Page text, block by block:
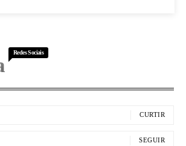
Redes Sociais
CURTIR
SEGUIR